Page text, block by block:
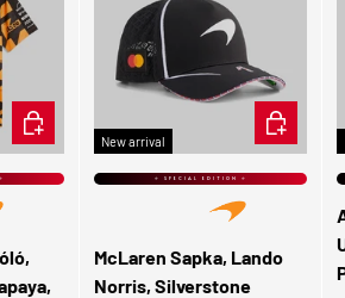
CHOOSE OPTIONS
New arrival
⭐ SPECIAL EDITION ⭐
McLaren Sapka, Lando
Norris, Silverstone
ADD TO